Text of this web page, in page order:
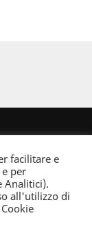
con Licenza
derivate 2.5 Italia
facilitare e
per
Analitici).
all'utilizzo di